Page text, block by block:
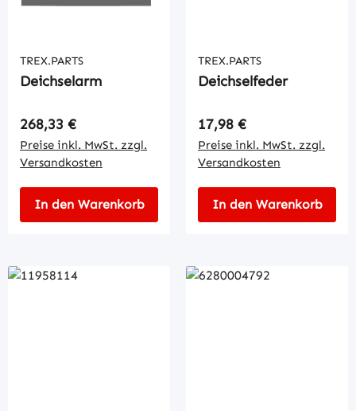
TREX.PARTS
Deichselarm
Regulärer Preis:
268,33 €
Preise inkl. MwSt. zzgl.
Versandkosten
In den Warenkorb
TREX.PARTS
Deichselfeder
Regulärer Preis:
17,98 €
Preise inkl. MwSt. zzgl.
Versandkosten
In den Warenkorb